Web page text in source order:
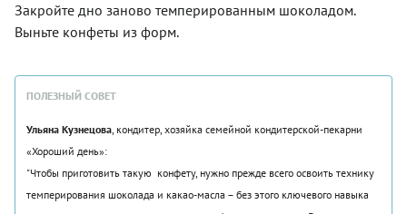
Закройте дно заново темперированным шоколадом.
Выньте конфеты из форм.
ПОЛЕЗНЫЙ СОВЕТ
Ульяна Кузнецова, кондитер, хозяйка семейной кондитерской-пекарни
«Хороший день»:
"Чтобы приготовить такую конфету, нужно прежде всего освоить технику
темперирования шоколада и какао-масла – без этого ключевого навыка